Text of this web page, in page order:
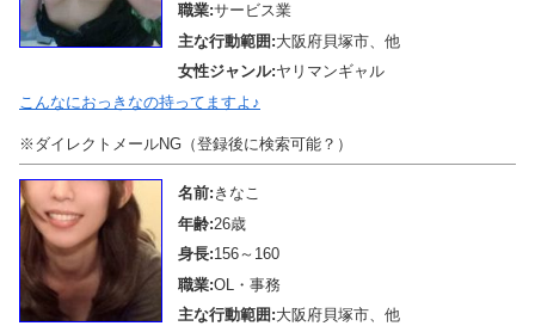
職業:サービス業
主な行動範囲:大阪府貝塚市、他
女性ジャンル:ヤリマンギャル
こんなにおっきなの持ってますよ♪
※ダイレクトメールNG（登録後に検索可能？）
名前: きなこ
年齢:26歳
身長:156～160
職業:OL・事務
主な行動範囲:大阪府貝塚市、他